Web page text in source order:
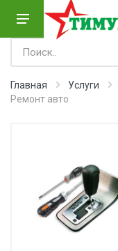
Главная Услуги
Ремонт авто